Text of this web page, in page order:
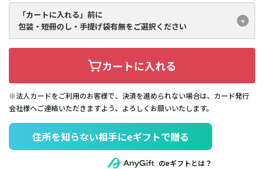
「カートに入れる」前に
包装・短冊のし・手提げ袋有無をご選択ください
カートに入れる
※法人カードをご利用のお客様で、決済を進められない場合は、カード発行
会社様へご連絡いただきますよう、よろしくお願いいたします。
住所を知らない相手にeギフトで贈る
のeギフトとは？